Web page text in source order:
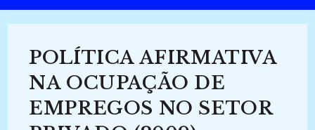
POLÍTICA AFIRMATIVA
NA OCUPAÇÃO DE
EMPREGOS NO SETOR